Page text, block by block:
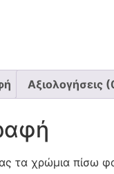
Αξιολογήσεις
τα χρώμια πίσω